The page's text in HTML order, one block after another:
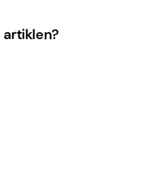
artiklen?